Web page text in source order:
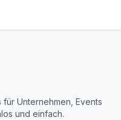
Unternehmen, Events
und einfach.